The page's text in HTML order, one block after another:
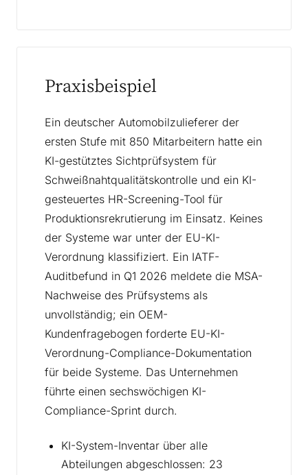
Praxisbeispiel
Ein deutscher Automobilzulieferer der
ersten Stufe mit 850 Mitarbeitern hatte ein
KI-gestütztes Sichtprüfsystem für
Schweißnahtqualitätskontrolle und ein KI-
gesteuertes HR-Screening-Tool für
Produktionsrekrutierung im Einsatz. Keines
der Systeme war unter der EU-KI-
Verordnung klassifiziert. Ein IATF-
Auditbefund in Q1 2026 meldete die MSA-
Nachweise des Prüfsystems als
unvollständig; ein OEM-
Kundenfragebogen forderte EU-KI-
Verordnung-Compliance-Dokumentation
für beide Systeme. Das Unternehmen
führte einen sechswöchigen KI-
Compliance-Sprint durch.
KI-System-Inventar über alle
Abteilungen abgeschlossen: 23